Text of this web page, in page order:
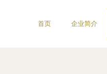
首页 企业简介